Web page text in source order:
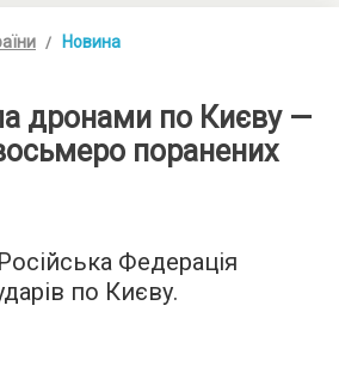
Новина
дронами по Києву —
поранених
Федерація
по Києву.